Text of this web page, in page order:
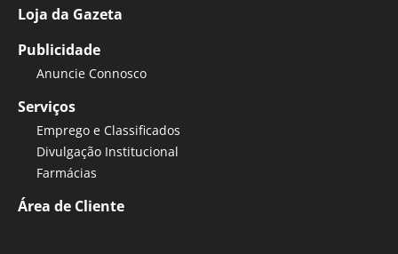
Loja da Gazeta
Publicidade
Anuncie Connosco
Serviços
Emprego e Classificados
Divulgação Institucional
Farmácias
Área de Cliente